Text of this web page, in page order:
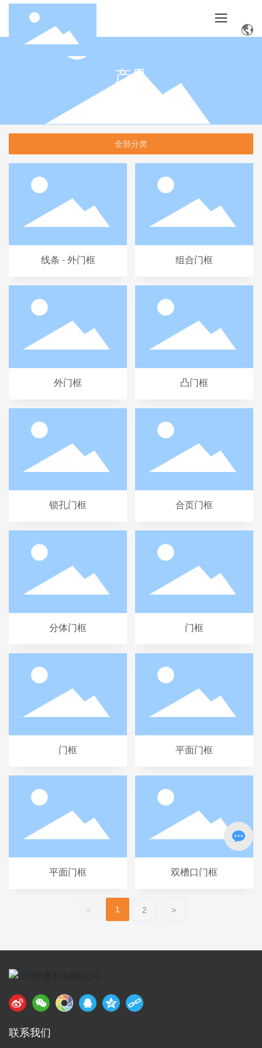
产品
全部分类
线条 - 外门框 组合门框
外门框 凸门框
锁孔门框 合页门框
分体门框 门框
门框 平面门框
平面门框 双槽口门框
< 1 2 >
联系我们